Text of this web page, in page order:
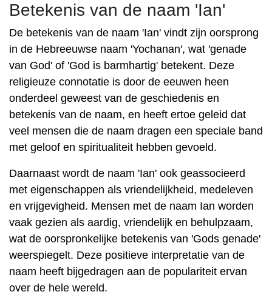
Betekenis van de naam 'Ian'
De betekenis van de naam 'Ian' vindt zijn oorsprong
in de Hebreeuwse naam 'Yochanan', wat 'genade
van God' of 'God is barmhartig' betekent. Deze
religieuze connotatie is door de eeuwen heen
onderdeel geweest van de geschiedenis en
betekenis van de naam, en heeft ertoe geleid dat
veel mensen die de naam dragen een speciale band
met geloof en spiritualiteit hebben gevoeld.
Daarnaast wordt de naam 'Ian' ook geassocieerd
met eigenschappen als vriendelijkheid, medeleven
en vrijgevigheid. Mensen met de naam Ian worden
vaak gezien als aardig, vriendelijk en behulpzaam,
wat de oorspronkelijke betekenis van 'Gods genade'
weerspiegelt. Deze positieve interpretatie van de
naam heeft bijgedragen aan de populariteit ervan
over de hele wereld.